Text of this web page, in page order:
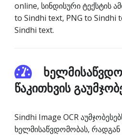
online, სინდისური ტექსტის
to Sindhi text, PNG to Sindhi
Sindhi text.
წაკითხვის
Sindhi Image OCR
ხელმისაწვდომობას,